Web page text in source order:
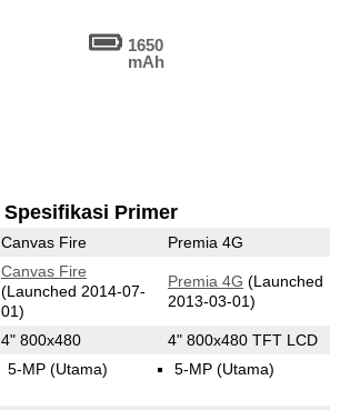
1650
mAh
Spesifikasi Primer
Canvas Fire Premia 4G
Canvas Fire
(Launched 2014-07-
01)
Premia 4G (Launched
2013-03-01)
4" 800x480 4" 800x480 TFT LCD
5-MP (Utama) 5-MP (Utama)